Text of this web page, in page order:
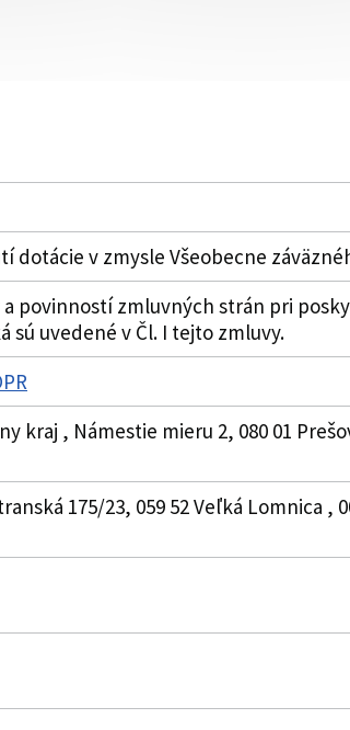
dotácie v zmysle Všeobecne
povinností zmluvných strán pri
sú uvedené v Čl. I tejto zmluvy.
kraj , Námestie mieru 2, 080 01
175/23, 059 52 Veľká Lomnica ,